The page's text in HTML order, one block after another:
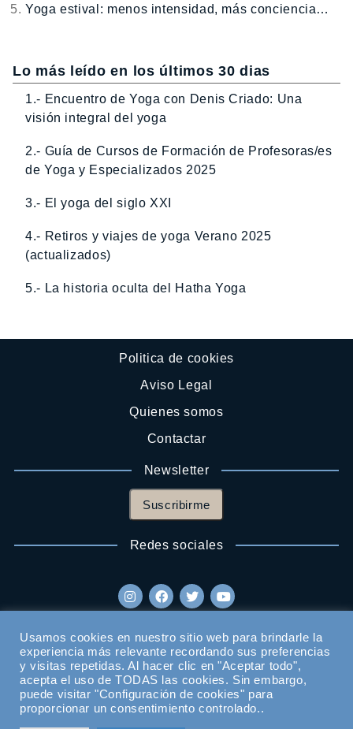
Yoga estival: menos intensidad, más conciencia…
Lo más leído en los últimos 30 dias
1.- Encuentro de Yoga con Denis Criado: Una
visión integral del yoga
2.- Guía de Cursos de Formación de Profesoras/es
de Yoga y Especializados 2025
3.- El yoga del siglo XXI
4.- Retiros y viajes de yoga Verano 2025
(actualizados)
5.- La historia oculta del Hatha Yoga
Politica de cookies
Aviso Legal
Quienes somos
Contactar
Newsletter
Suscribirme
Redes sociales
Usamos cookies en nuestro sitio web para brindarle la
experiencia más relevante recordando sus preferencias
y visitas repetidas. Al hacer clic en "Aceptar todo",
acepta el uso de TODAS las cookies. Sin embargo,
puede visitar "Configuración de cookies" para
proporcionar un consentimiento controlado..